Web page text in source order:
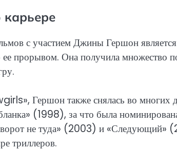
с участием Джины Гершон
ее прорывом. Она получила множество
Гершон также снялась во многих
(1998), за что была
не туда» (2003) и «Следующий»
триллеров.